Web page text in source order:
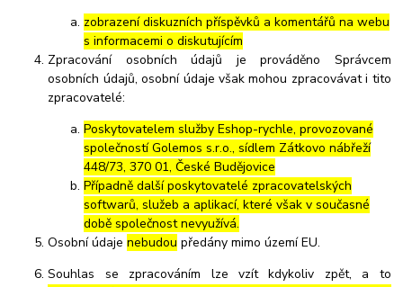
zobrazení diskuzních příspěvků a komentářů na webu
s informacemi o diskutujícím
Zpracování osobních údajů je prováděno Správcem
osobních údajů, osobní údaje však mohou zpracovávat i tito
zpracovatelé:
Poskytovatelem služby Eshop-rychle, provozované
společností Golemos s.r.o., sídlem Zátkovo nábřeží
448/73, 370 01, České Budějovice
Případně další poskytovatelé zpracovatelských
softwarů, služeb a aplikací, které však v současné
době společnost nevyužívá.
Osobní údajenebudou předány mimo území EU.
Souhlas se zpracováním lze vzít kdykoliv zpět, a to